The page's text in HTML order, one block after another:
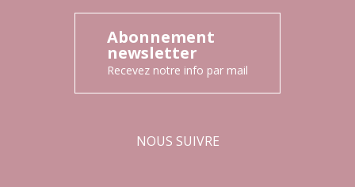
Abonnement
newsletter
Recevez notre info par mail
NOUS SUIVRE